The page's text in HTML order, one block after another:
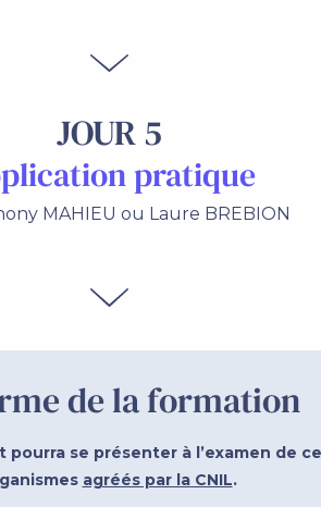
JOUR 5
pratique
MAHIEU ou Laure BREBION
de la formation
se présenter à l’examen de
agréés par la CNIL.